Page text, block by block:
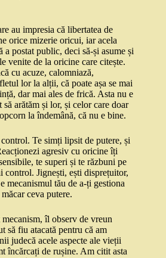
au impresia că libertatea de
orice mizerie oricui, iar acela
postat public, deci să-și asume și
venite de la oricine care citește.
cu acuze, calomniază,
lor la alții, că poate așa se mai
dar mai ales de frică. Asta nu e
arătăm și lor, și celor care doar
la îndemână, că nu e bine.
Te simți lipsit de putere, și
agresiv cu oricine îți
te superi și te răzbuni pe
control. Jignești, ești disprețuitor,
mecanismul tău de a-ți gestiona
ceva putere.
îl observ de vreun
să fiu atacată pentru că am
judecă acele aspecte ale vieții
încărcați de rușine. Am citit asta